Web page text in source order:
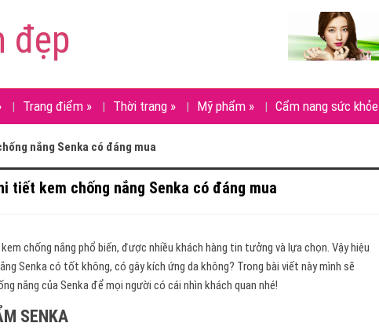
đẹp
Trang điểm » Thời trang » Mỹ phẩm » Cẩm nang sức khỏe
nắng Senka có đáng mua
tiết kem chống nắng Senka có đáng mua
chống nắng phổ biến, được nhiều khách hàng tin tưởng và lựa chọn. Vậy hiệu
Senka có tốt không, có gây kích ứng da không? Trong bài viết này mình sẽ
nắng của Senka để mọi người có cái nhìn khách quan nhé!
SENKA